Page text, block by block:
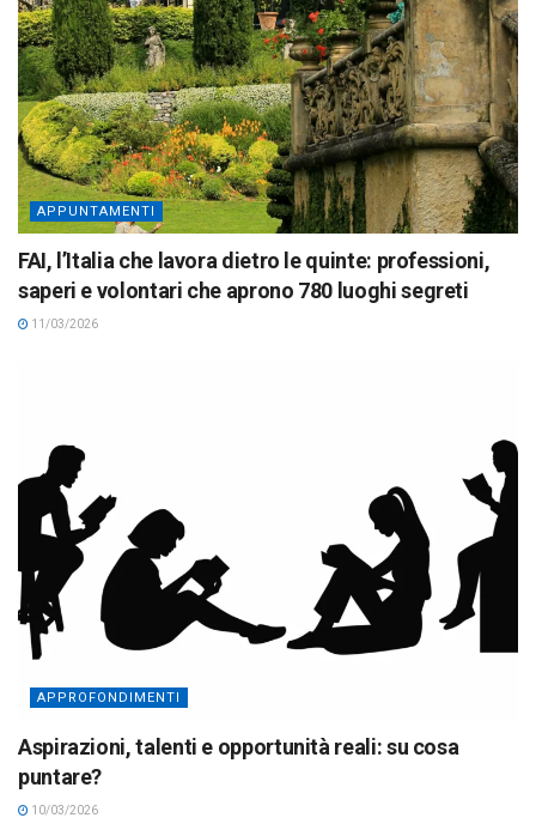
APPUNTAMENTI
FAI, l’Italia che lavora dietro le quinte: professioni,
saperi e volontari che aprono 780 luoghi segreti
11/03/2026
APPROFONDIMENTI
Aspirazioni, talenti e opportunità reali: su cosa
puntare?
10/03/2026